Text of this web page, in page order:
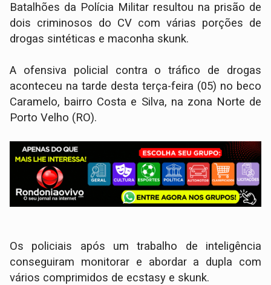
Batalhões da Polícia Militar resultou na prisão de
dois criminosos do CV com várias porções de
drogas sintéticas e maconha skunk.
A ofensiva policial contra o tráfico de drogas
aconteceu na tarde desta terça-feira (05) no beco
Caramelo, bairro Costa e Silva, na zona Norte de
Porto Velho (RO).
Os policiais após um trabalho de inteligência
conseguiram monitorar e abordar a dupla com
vários comprimidos de ecstasy e skunk.